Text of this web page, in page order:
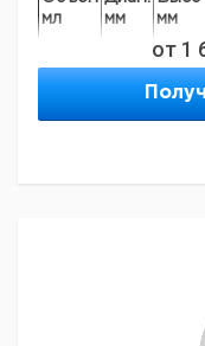
мл
мм
мм
10 40 18
25
45
60 30
заказ в нашей
от 1